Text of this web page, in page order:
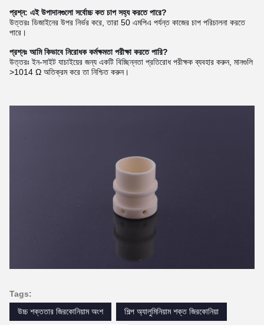
প্রশ্ন: এই উপাদানগুলো সর্বোচ্চ কত চাপ সহ্য করতে পারে?
উত্তরঃ ডিজাইনের উপর নির্ভর করে, তারা 50 এমপিএ পর্যন্ত কাজের চাপ পরিচালনা করতে
পারে।
প্রশ্নঃ আমি কিভাবে নিরোধক কর্মক্ষমতা পরীক্ষা করতে পারি?
উত্তরঃ ইন-সাইট যাচাইয়ের জন্য একটি বিচ্ছিন্নতা প্রতিরোধ পরীক্ষক ব্যবহার করুন, মানগুলি
>1014 Ω অতিক্রম করে তা নিশ্চিত করুন।
Tags:
উচ্চ শক্ততার জিরকোনিয়াম অংশ
শিল্প অ্যালুমিনিয়াম শক্ত জিরকোনিয়া